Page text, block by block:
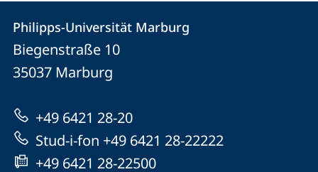
Kontakt
und
Informationen
zur
Website
Kontaktinformationen
Philipps-
Universität
Marburg
Philipps-Universität Marburg
Biegenstraße 10
35037 Marburg
+49 6421 28-20
Stud-i-fon +49 6421 28-22222
+49 6421 28-22500